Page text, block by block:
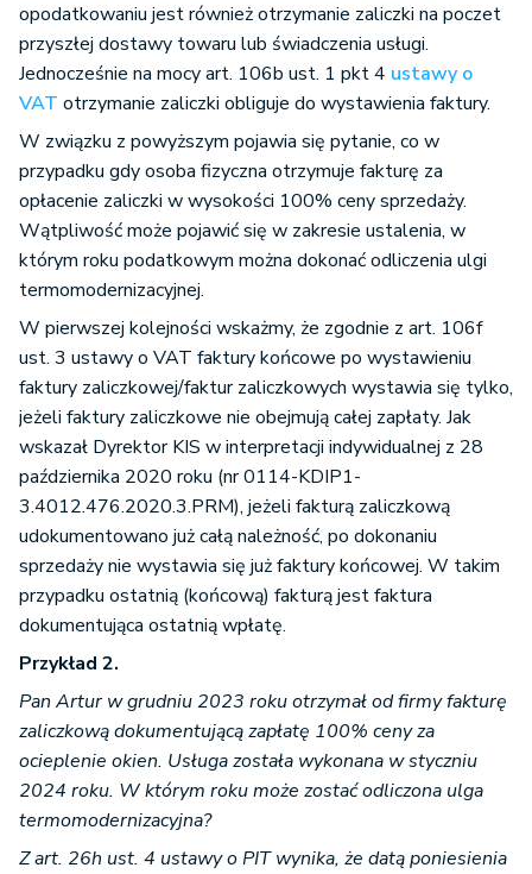
opodatkowaniu jest również otrzymanie zaliczki na poczet
przyszłej dostawy towaru lub świadczenia usługi.
Jednocześnie na mocy art. 106b ust. 1 pkt 4 ustawy o
VAT otrzymanie zaliczki obliguje do wystawienia faktury.
W związku z powyższym pojawia się pytanie, co w
przypadku gdy osoba fizyczna otrzymuje fakturę za
opłacenie zaliczki w wysokości 100% ceny sprzedaży.
Wątpliwość może pojawić się w zakresie ustalenia, w
którym roku podatkowym można dokonać odliczenia ulgi
termomodernizacyjnej.
W pierwszej kolejności wskażmy, że zgodnie z art. 106f
ust. 3 ustawy o VAT faktury końcowe po wystawieniu
faktury zaliczkowej/faktur zaliczkowych wystawia się tylko,
jeżeli faktury zaliczkowe nie obejmują całej zapłaty. Jak
wskazał Dyrektor KIS w interpretacji indywidualnej z 28
października 2020 roku (nr 0114-KDIP1-
3.4012.476.2020.3.PRM), jeżeli fakturą zaliczkową
udokumentowano już całą należność, po dokonaniu
sprzedaży nie wystawia się już faktury końcowej. W takim
przypadku ostatnią (końcową) fakturą jest faktura
dokumentująca ostatnią wpłatę.
Przykład 2.
Pan Artur w grudniu 2023 roku otrzymał od firmy fakturę
zaliczkową dokumentującą zapłatę 100% ceny za
ocieplenie okien. Usługa została wykonana w styczniu
2024 roku. W którym roku może zostać odliczona ulga
termomodernizacyjna?
Z art. 26h ust. 4 ustawy o PIT wynika, że datą poniesienia